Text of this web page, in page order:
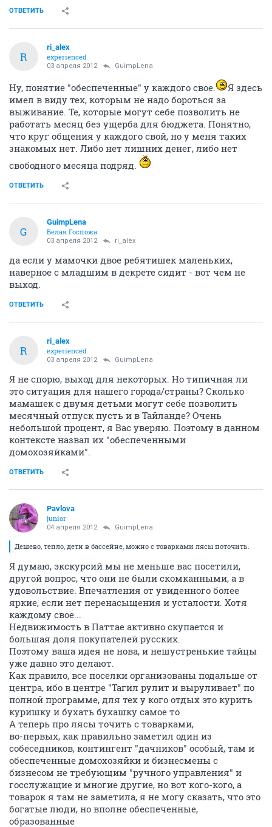
ОТВЕТИТЬ
R
ri_alex
experienced
03 апреля 2012 GuimpLena
Ну, понятие "обеспеченные" у каждого свое.
Я здесь
имел в виду тех, которым не надо бороться за
выживание. Те, которые могут себе позволить не
работать месяц без ущерба для бюджета. Понятно,
что круг общения у каждого свой, но у меня таких
знакомых нет. Либо нет лишних денег, либо нет
свободного месяца подряд.
ОТВЕТИТЬ
G
GuimpLena
Белая Госпожа
03 апреля 2012 ri_alex
да если у мамочки двое ребятишек маленьких,
наверное с младшим в декрете сидит - вот чем не
выход.
ОТВЕТИТЬ
R
ri_alex
experienced
03 апреля 2012 GuimpLena
Я не спорю, выход для некоторых. Но типичная ли
это ситуация для нашего города/страны? Сколько
мамашек с двумя детьми могут себе позволить
месячный отпуск пусть и в Тайланде? Очень
небольшой процент, я Вас уверяю. Поэтому в данном
контексте назвал их "обеспеченными
домохозяйками".
ОТВЕТИТЬ
Pavlova
junior
04 апреля 2012 GuimpLena
Дешево, тепло, дети в бассейне, можно с товарками лясы поточить.
Я думаю, экскурсий мы не меньше вас посетили,
другой вопрос, что они не были скомканными, а в
удовольствие. Впечатления от увиденного более
яркие, если нет перенасыщения и усталости. Хотя
каждому свое...
Недвижимость в Паттае активно скупается и
большая доля покупателей русских.
Поэтому ваша идея не нова, и нешустренькие тайцы
уже давно это делают.
Как правило, все поселки организованы подальше от
центра, ибо в центре "Тагил рулит и выруливает" по
полной программе, для тех у кого отдых это курить
куришку и бухать бухашку самое то
А теперь про лясы точить с товарками,
во-первых, как правильно заметил один из
собеседников, контингент "дачников" особый, там и
обеспеченные домохозяйки и бизнесмены с
бизнесом не требующим "ручного управления" и
госслужащие и многие другие, но вот кого-кого, а
товарок я там не заметила, я не могу сказать, что это
богатые люди, но вполне обеспеченные,
образованные